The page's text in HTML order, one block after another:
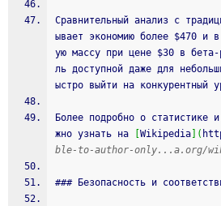
Сравнительный анализ с
ывает экономию более $470 и в
ую массу при цене $30 в
ль доступной даже для
ыстро выйти на конкурентный
Более подробно о статистике
жно узнать на
Wikipedia (
ble-to-author-only...a.org/
### Безопасность и